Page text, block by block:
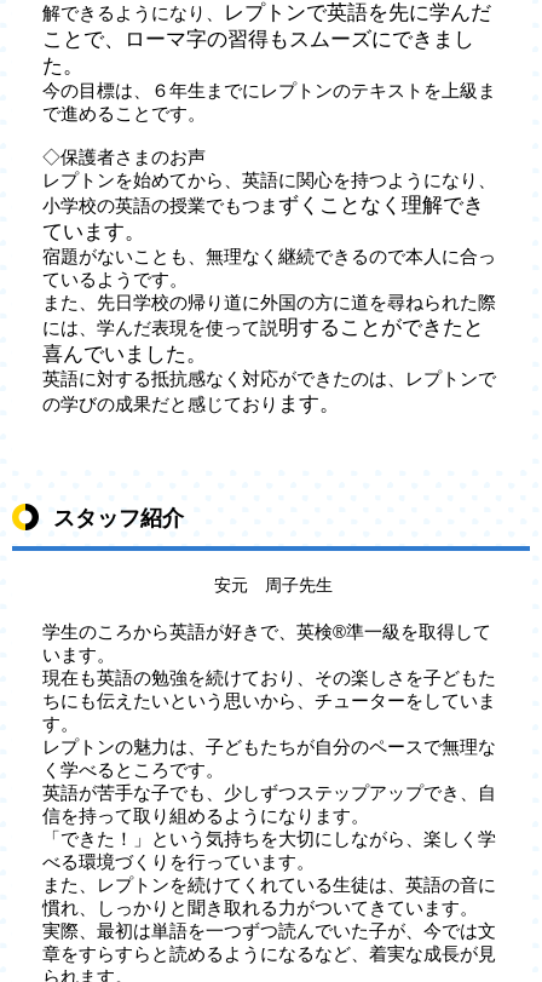
解できるようになり、
レプトンで英語を先に学んだ
ことで、ローマ字の習得もスムーズにできまし
た。
今の目標は、６年生までにレプトンのテキストを上級ま
で進めることです。
◇保護者さまのお声
レプトンを始めてから、英語に関心を持つようになり、
小学校の英語の授業でもつまずくことなく理解でき
ています。
宿題がないことも、無理なく継続できるので本人に合っ
ているようです。
また、先日学校の帰り道に外国の方に道を尋ねられた際
には、学んだ表現を使って説明することができたと
喜んでいました。
英語に対する抵抗感なく対応ができたのは、レプトンで
の学びの成果だと感じており ます。
スタッフ紹介
安元 周子先生
学生のころから英語が好きで、英検®準一級を取得して
います。
現在も英語の勉強を続けており、その楽しさを子どもた
ちにも伝えたいという思いから、チューターをしていま
す。
レプトンの魅力は、子どもたちが自分のペースで無理な
く学べるところです。
英語が苦手な子でも、少しずつステップアップでき、自
信を持って取り組めるようになります。
「できた！」という気持ちを大切にしながら、楽しく学
べる環境づくりを行っています。
また、レプトンを続けてくれている生徒は、英語の音に
慣れ、しっかりと聞き取れる力がついてきています。
実際、最初は単語を一つずつ読んでいた子が、今では文
章をすらすらと読めるようになるなど、着実な成長が見
られます。